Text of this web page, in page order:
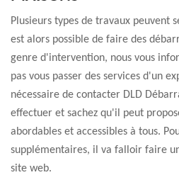
Plusieurs types de travaux peuvent
est alors possible de faire des
genre d'intervention, nous vous
pas vous passer des services d'un
nécessaire de contacter DLD
effectuer et sachez qu'il peut
abordables et accessibles à tous.
supplémentaires, il va falloir faire
site web.